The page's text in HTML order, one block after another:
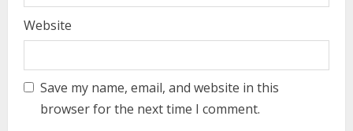
Website
Save my name, email, and website in this
browser for the next time I comment.